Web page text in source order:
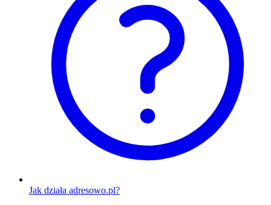
Jak działa adresowo.pl?